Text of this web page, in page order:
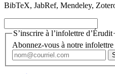
BibTeX, JabRef, Mendeley,
S’inscrire à l’infolettre d’Érudit
Abonnez-vous à notre infolettre